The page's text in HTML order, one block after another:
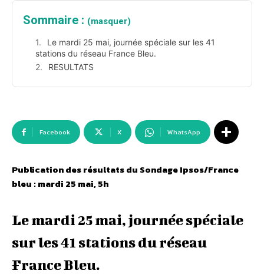
Sommaire : (masquer)
Le mardi 25 mai, journée spéciale sur les 41
stations du réseau France Bleu.
RESULTATS
Facebook X WhatsApp
Publication des résultats du Sondage Ipsos/France
bleu : mardi 25 mai, 5h
Le mardi 25 mai, journée spéciale
sur les 41 stations du réseau
France Bleu.